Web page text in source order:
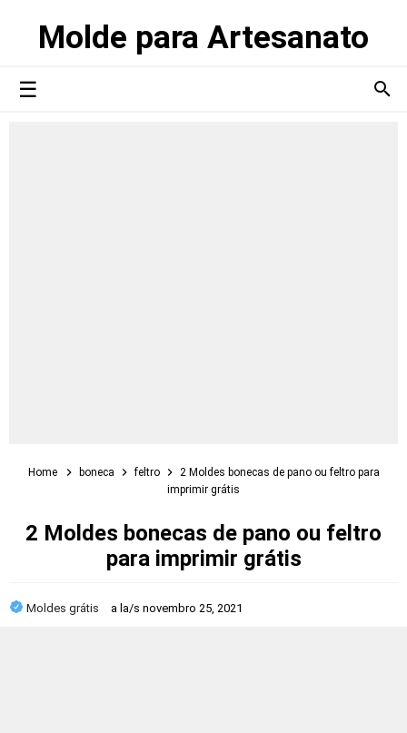
Molde para Artesanato
Home boneca feltro
2 Moldes bonecas de pano ou feltro para
imprimir grátis
2 Moldes bonecas de pano ou feltro
para imprimir grátis
Moldes grátis a la/s novembro 25, 2021